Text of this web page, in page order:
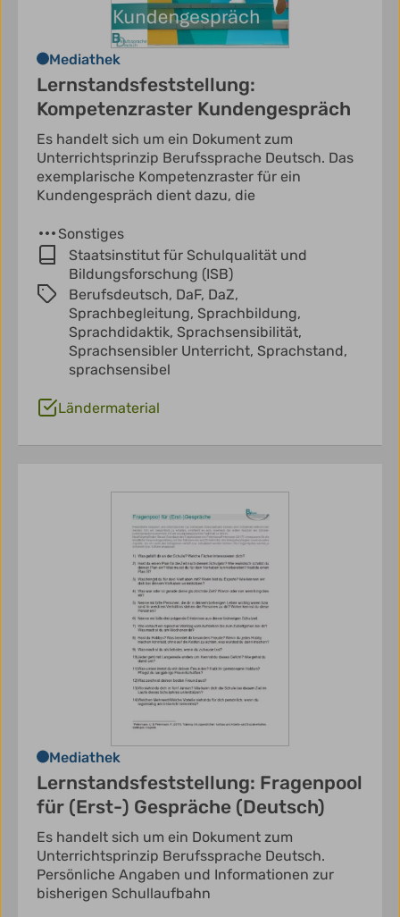
Mediathek
Lernstandsfeststellung:
Kompetenzraster Kundengespräch
Es handelt sich um ein Dokument zum
Unterrichtsprinzip Berufssprache Deutsch. Das
exemplarische Kompetenzraster für ein
Kundengespräch dient dazu, die
Sonstiges
Staatsinstitut für Schulqualität und
Bildungsforschung (ISB)
Berufsdeutsch, DaF, DaZ,
Sprachbegleitung, Sprachbildung,
Sprachdidaktik, Sprachsensibilität,
Sprachsensibler Unterricht, Sprachstand,
sprachsensibel
Ländermaterial
Mediathek
Lernstandsfeststellung: Fragenpool
für (Erst-) Gespräche (Deutsch)
Es handelt sich um ein Dokument zum
Unterrichtsprinzip Berufssprache Deutsch.
Persönliche Angaben und Informationen zur
bisherigen Schullaufbahn